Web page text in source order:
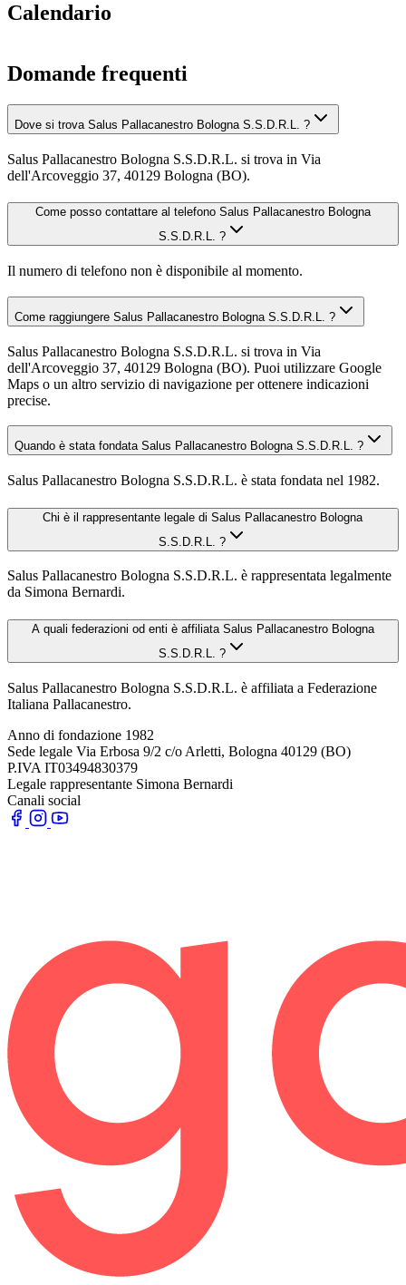
Calendario
Domande frequenti
Dove si trova Salus Pallacanestro Bologna S.S.D.R.L. ?
Salus Pallacanestro Bologna S.S.D.R.L. si trova in Via
dell'Arcoveggio 37, 40129 Bologna (BO).
Come posso contattare al telefono Salus Pallacanestro Bologna
S.S.D.R.L. ?
Il numero di telefono non è disponibile al momento.
Come raggiungere Salus Pallacanestro Bologna S.S.D.R.L. ?
Salus Pallacanestro Bologna S.S.D.R.L. si trova in Via
dell'Arcoveggio 37, 40129 Bologna (BO). Puoi utilizzare Google
Maps o un altro servizio di navigazione per ottenere indicazioni
precise.
Quando è stata fondata Salus Pallacanestro Bologna S.S.D.R.L. ?
Salus Pallacanestro Bologna S.S.D.R.L. è stata fondata nel 1982.
Chi è il rappresentante legale di Salus Pallacanestro Bologna
S.S.D.R.L. ?
Salus Pallacanestro Bologna S.S.D.R.L. è rappresentata legalmente
da Simona Bernardi.
A quali federazioni od enti è affiliata Salus Pallacanestro Bologna
S.S.D.R.L. ?
Salus Pallacanestro Bologna S.S.D.R.L. è affiliata a Federazione
Italiana Pallacanestro.
Anno di fondazione 1982
Sede legale Via Erbosa 9/2 c/o Arletti, Bologna 40129 (BO)
P.IVA IT03494830379
Legale rappresentante Simona Bernardi
Canali social